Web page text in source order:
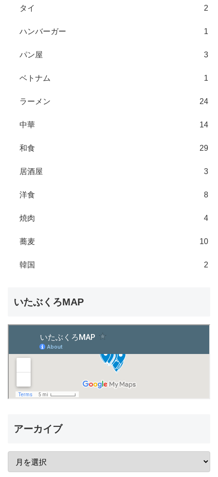
タイ 2
ハンバーガー 1
パン屋 3
ベトナム 1
ラーメン 24
中華 14
和食 29
居酒屋 3
洋食 8
焼肉 4
蕎麦 10
韓国 2
いたぶくろMAP
アーカイブ